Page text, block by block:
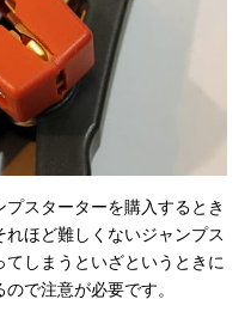
スターターを購入するとき
ほど難しくないジャンプス
しまうといざというときに
で注意が必要です。